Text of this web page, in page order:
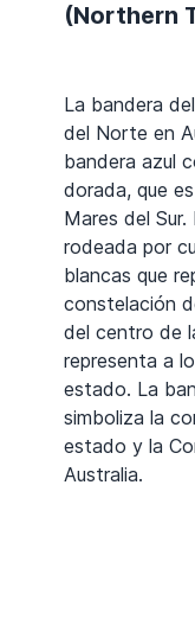
(Northern
La bandera
del Norte en
bandera azul
dorada, que
Mares del
rodeada por
blancas que
constelación
del centro de
representa a
estado. La
simboliza la
estado y la
Australia.